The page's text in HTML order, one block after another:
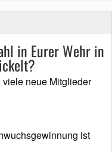
in Eurer Wehr in
neue Mitglieder
ist